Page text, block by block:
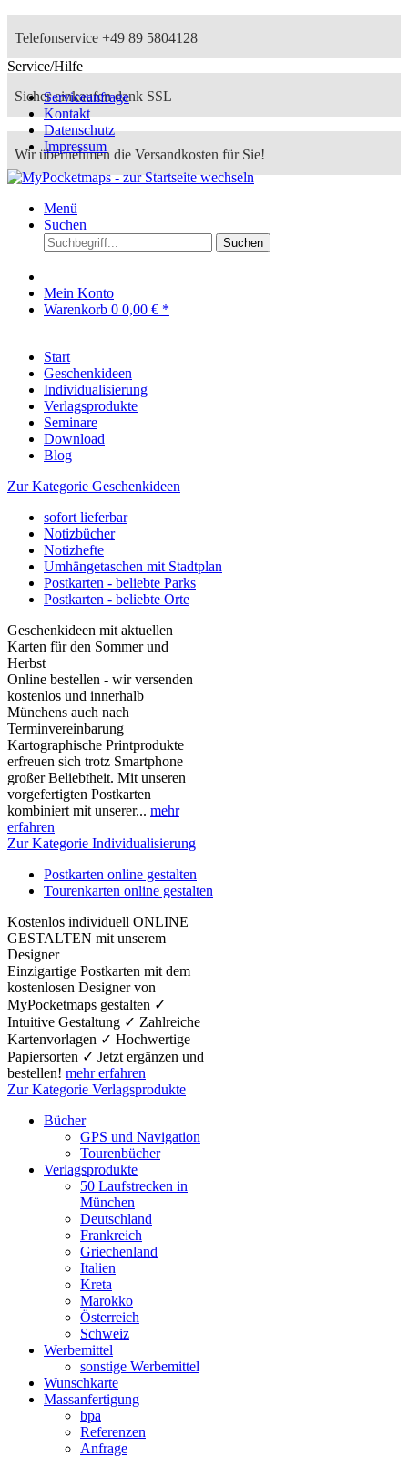
Telefonservice +49 89 5804128
Sicher einkaufen dank SSL
Wir übernehmen die Versandkosten für Sie!
Service/Hilfe
Serviceanfrage
Kontakt
Datenschutz
Impressum
Menü
Suchen
Suchen
Mein Konto
Warenkorb 0 0,00 € *
Start
Geschenkideen
Individualisierung
Verlagsprodukte
Seminare
Download
Blog
Zur Kategorie Geschenkideen
sofort lieferbar
Notizbücher
Notizhefte
Umhängetaschen mit Stadtplan
Postkarten - beliebte Parks
Postkarten - beliebte Orte
Geschenkideen mit aktuellen
Karten für den Sommer und
Herbst
Online bestellen - wir versenden
kostenlos und innerhalb
Münchens auch nach
Terminvereinbarung
Kartographische Printprodukte
erfreuen sich trotz Smartphone
großer Beliebtheit. Mit unseren
vorgefertigten Postkarten
kombiniert mit unserer... mehr
erfahren
Zur Kategorie Individualisierung
Postkarten online gestalten
Tourenkarten online gestalten
Kostenlos individuell ONLINE
GESTALTEN mit unserem
Designer
Einzigartige Postkarten mit dem
kostenlosen Designer von
MyPocketmaps gestalten ✓
Intuitive Gestaltung ✓ Zahlreiche
Kartenvorlagen ✓ Hochwertige
Papiersorten ✓ Jetzt ergänzen und
bestellen! mehr erfahren
Zur Kategorie Verlagsprodukte
Bücher
GPS und Navigation
Tourenbücher
Verlagsprodukte
50 Laufstrecken in
München
Deutschland
Frankreich
Griechenland
Italien
Kreta
Marokko
Österreich
Schweiz
Werbemittel
sonstige Werbemittel
Wunschkarte
Massanfertigung
bpa
Referenzen
Anfrage